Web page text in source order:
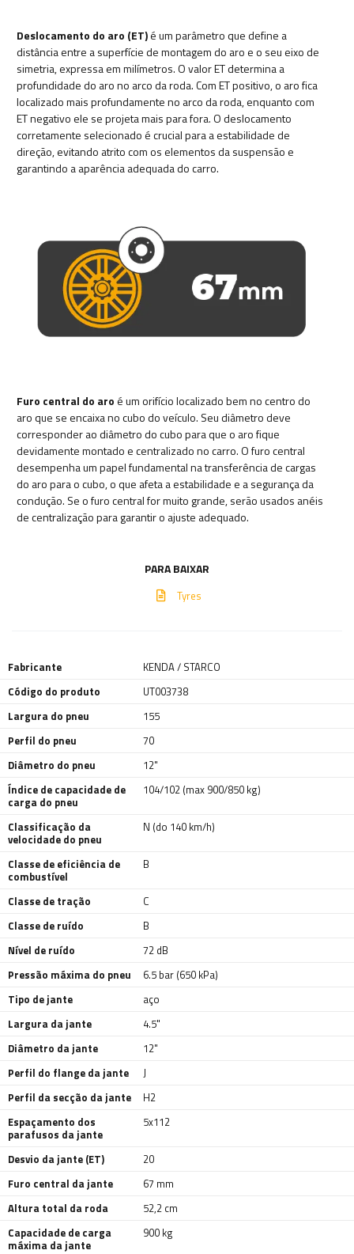
Deslocamento do aro (ET)é um parâmetro que define a
distância entre a superfície de montagem do aro e o seu eixo de
simetria, expressa em milímetros. O valor ET determina a
profundidade do aro no arco da roda. Com ET positivo, o aro fica
localizado mais profundamente no arco da roda, enquanto com
ET negativo ele se projeta mais para fora. O deslocamento
corretamente selecionado é crucial para a estabilidade de
direção, evitando atrito com os elementos da suspensão e
garantindo a aparência adequada do carro.
Furo central do aro é um orifício localizado bem no centro do
aro que se encaixa no cubo do veículo. Seu diâmetro deve
corresponder ao diâmetro do cubo para que o aro fique
devidamente montado e centralizado no carro. O furo central
desempenha um papel fundamental na transferência de cargas
do aro para o cubo, o que afeta a estabilidade e a segurança da
condução. Se o furo central for muito grande, serão usados ​​anéis
de centralização para garantir o ajuste adequado.
PARA BAIXAR
Tyres
Fabricante
KENDA / STARCO
Código do produto
UT003738
Largura do pneu
155
Perfil do pneu
70
Diâmetro do pneu
12"
Índice de capacidade de
carga do pneu
104/102 (max 900/850 kg)
Classificação da
velocidade do pneu
N (do 140 km/h)
Classe de eficiência de
combustível
B
Classe de tração
C
Classe de ruído
B
Nível de ruído
72 dB
Pressão máxima do pneu
6.5 bar (650 kPa)
Tipo de jante
aço
Largura da jante
4.5"
Diâmetro da jante
12"
Perfil do flange da jante
J
Perfil da secção da jante
H2
Espaçamento dos
parafusos da jante
5x112
Desvio da jante (ET)
20
Furo central da jante
67 mm
Altura total da roda
52,2 cm
Capacidade de carga
máxima da jante
900 kg